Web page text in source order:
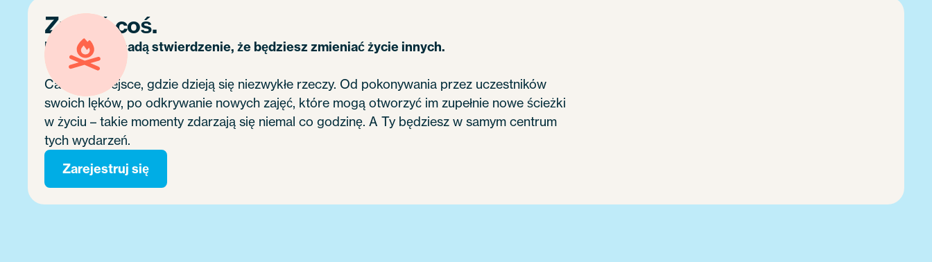
Zmień coś.
Nie jest przesadą stwierdzenie, że będziesz zmieniać życie innych.
Camp to miejsce, gdzie dzieją się niezwykłe rzeczy. Od pokonywania przez uczestników
swoich lęków, po odkrywanie nowych zajęć, które mogą otworzyć im zupełnie nowe ścieżki
w życiu – takie momenty zdarzają się niemal co godzinę. A Ty będziesz w samym centrum
tych wydarzeń.
Zarejestruj się